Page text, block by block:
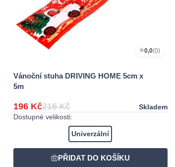
0,0(0)
Vánoční stuha DRIVING HOME 5cm x
5m
196 Kč216 Kč
Skladem
Dostupné velikosti:
Univerzální